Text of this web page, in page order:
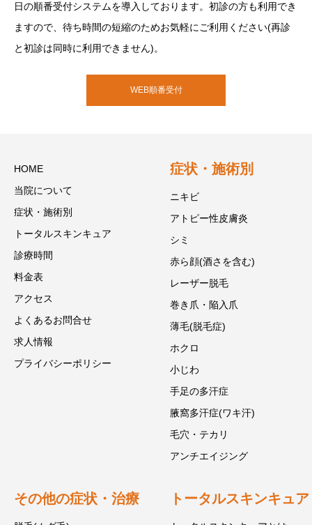
日の順番受付システムを導入しております。初診の方も利用でき
ますので、待ち時間の短縮のためお気軽にご利用ください(再診
と初診は同時に利用できません)。
WEB順番受付
HOME
当院について
症状・施術別
トータルスキンキュア
診療時間
料金表
アクセス
よくあるお問合せ
求人情報
プライバシーポリシー
症状・施術別
ニキビ
アトピー性皮膚炎
シミ
赤ら顔(酒さを含む)
レーザー脱毛
巻き爪・陥入爪
薄毛(脱毛症)
ホクロ
小じわ
手足の多汗症
腋窩多汗症(ワキ汗)
毛穴・テカリ
アンチエイジング
その他の症状・治療 トータルスキンキュア